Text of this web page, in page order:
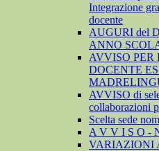
Integrazione
docente
AUGURI del
ANNO
AVVISO
DOCENTE
AVVISO di
collaborazioni
Scelta sede
A V V I S O -
VARIAZIONI